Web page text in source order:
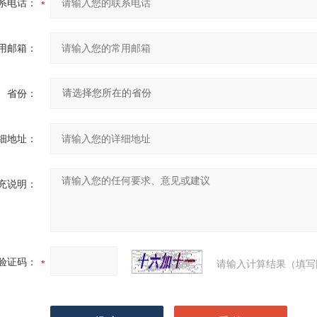
电话：
邮箱：
省份：
地址：
说明：
证码： 请输入计算结果（填